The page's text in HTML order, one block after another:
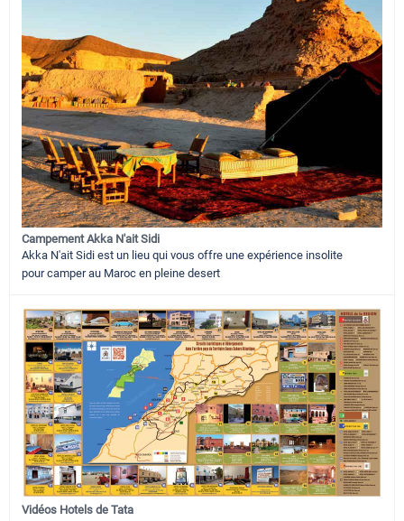
Campement Akka N'ait Sidi
Akka N'ait Sidi est un lieu qui vous offre une expérience insolite
pour camper au Maroc en pleine desert
Vidéos Hotels de Tata